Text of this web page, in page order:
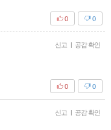
0
0
신고 | 공감 확인
0
0
신고 | 공감 확인